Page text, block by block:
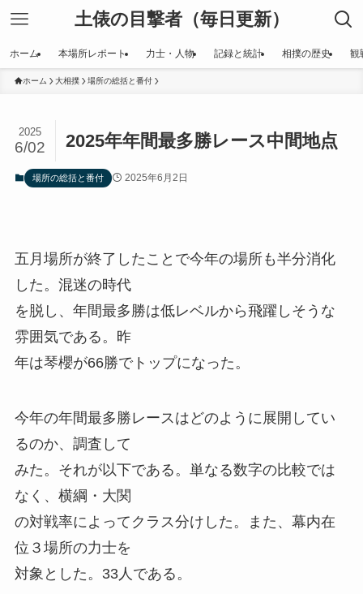
土俵の目撃者（毎日更新）
ホーム 本場所レポート 力士・人物 記録と統計 相撲の歴史 観
ホーム 大相撲 場所の総括と番付
2025年年間最多勝レース中間地点
2025
6/02
場所の総括と番付 2025年6月2日
五月場所が終了したことで今年の場所も半分消化
した。混迷の時代
を脱し、年間最多勝は低レベルから飛躍しそうな
雰囲気である。昨
年は琴櫻が66勝でトップになった。
今年の年間最多勝レースはどのように展開してい
るのか、調査して
みた。それが以下である。単なる数字の比較では
なく、横綱・大関
の対戦率によってクラス分けした。また、幕内在
位３場所の力士を
対象とした。33人である。